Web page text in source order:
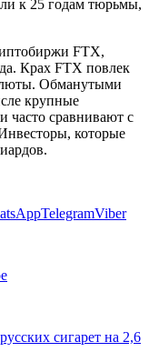
к 25 годам тюрьмы,
FTX,
Крах FTX повлек
Обманутыми
крупные
часто сравнивают с
которые
TelegramViber
сигарет на 2,6